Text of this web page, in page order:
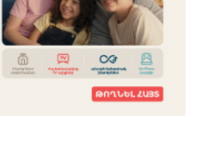
գտնվող աղբավայրում.
տեսանելի են մի քանի
6 ժամ առաջ
և Իսրայելի վարչապետները